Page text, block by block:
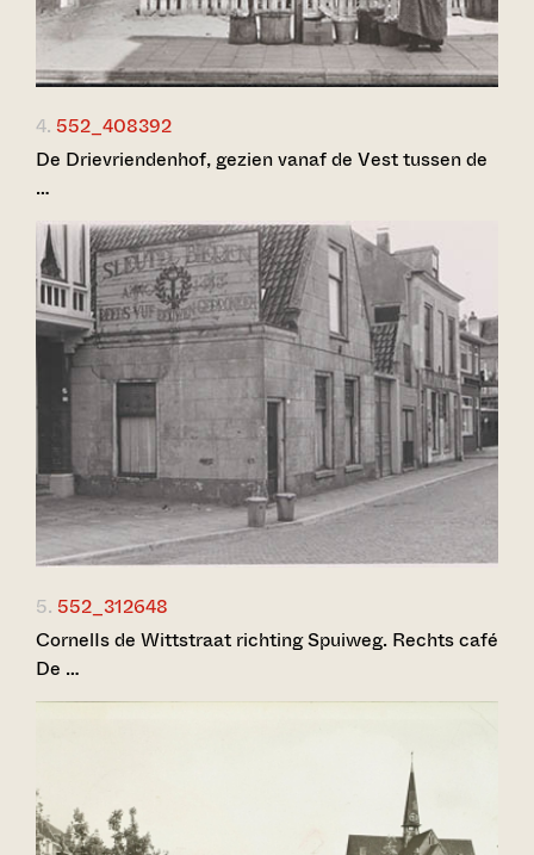
4. 552_408392
De Drievriendenhof, gezien vanaf de Vest tussen de
…
5. 552_312648
CornelIs de Wittstraat richting Spuiweg. Rechts café
De …